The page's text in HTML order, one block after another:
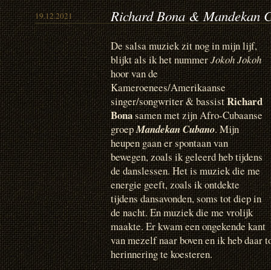
19.12.2021 Richard Bona & Mandekan
De salsa muziek zit nog in mijn lijf,
blijkt als ik het nummerJokoh Jokoh
hoor van de
Kameroenees/Amerikaanse
singer/songwriter & bassistRichard
Bonasamen met zijn Afro-Cubaanse
groepMandekan Cubano. Mijn
heupen gaan er spontaan van
bewegen, zoals ik geleerd heb tijdens
de danslessen. Het is muziek die me
energie geeft, zoals ik ontdekte
tijdens dansavonden, soms tot diep in
de nacht. En muziek die me vrolijk
maakte. Er kwam een ongekende kant
van mezelf naar boven en ik heb daar
herinnering te koesteren.